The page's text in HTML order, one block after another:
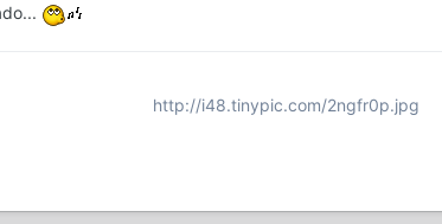
http://i48.tinypic.com/2ngfr0p.jpg